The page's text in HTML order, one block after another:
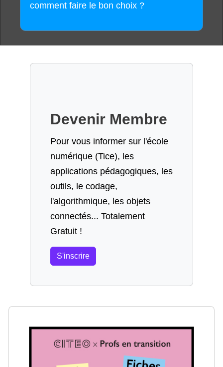
comment faire le bon choix ?
Devenir Membre
Pour vous informer sur l'école
numérique (Tice), les
applications pédagogiques, les
outils, le codage,
l'algorithmique, les objets
connectés... Totalement
Gratuit !
S'inscrire